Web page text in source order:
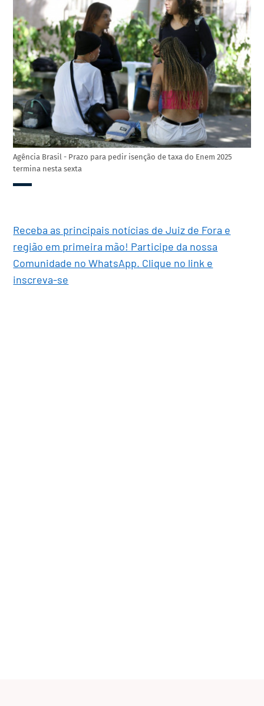
Agência Brasil - Prazo para pedir isenção de taxa do Enem 2025
termina nesta sexta
Receba as principais notícias de Juiz de Fora e
região em primeira mão! Participe da nossa
Comunidade no WhatsApp. Clique no link e
inscreva-se